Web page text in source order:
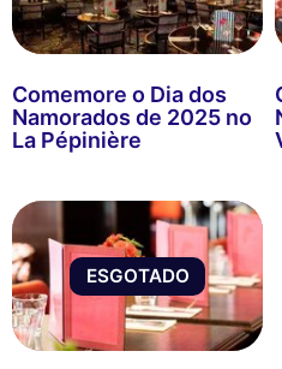
Comemore o Dia dos
Namorados de 2025 no
La Pépinière
ESGOTADO